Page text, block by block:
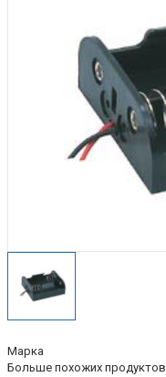
Марка
Больше похожих продуктов